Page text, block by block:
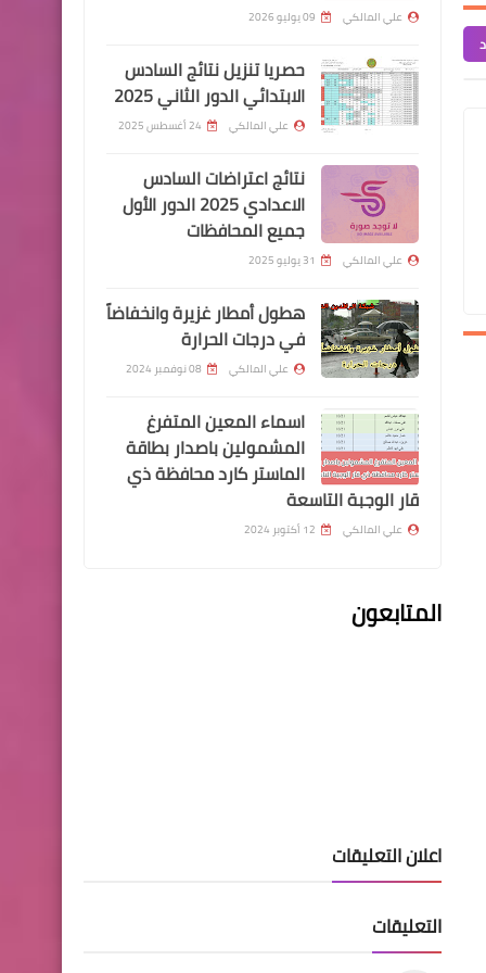
في بغداد بمبلغ 5 مليون دينار
اخبار العامة
اسعار صرف الدولار في
الاسواق العراقية
تزايد معدل الإصابات اليومي
بفيروس كورونا
اخبار العامة
الف حصة اغاثية بين النازحين و
العائدين في المحافظات
علي المالكي 09 يوليو 2026
حصريا تنزيل نتائج السادس
الابتدائي الدور الثاني 2025
علي المالكي 24 أغسطس 2025
نتائج اعتراضات السادس
الاعدادي 2025 الدور الأول
جميع المحافظات
علي المالكي 31 يوليو 2025
هطول أمطار غزيرة وانخفاضاً
في درجات الحرارة
علي المالكي 08 نوفمبر 2024
اسماء المعين المتفرغ
المشمولين باصدار بطاقة
الماستر كارد محافظة ذي
قار الوجبة التاسعة
علي المالكي 12 أكتوبر 2024
المتابعون
اعلان التعليقات
التعليقات